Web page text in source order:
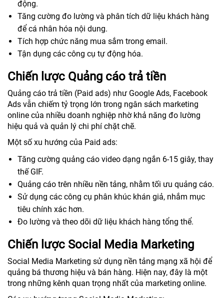
động.
Tăng cường đo lường và phân tích dữ liệu khách hàng
để cá nhân hóa nội dung.
Tích hợp chức năng mua sắm trong email.
Tận dụng các công cụ tự động hóa.
Chiến lược Quảng cáo trả tiền
Quảng cáo trả tiền (Paid ads) như Google Ads, Facebook
Ads vẫn chiếm tỷ trọng lớn trong ngân sách marketing
online của nhiều doanh nghiệp nhờ khả năng đo lường
hiệu quả và quản lý chi phí chặt chẽ.
Một số xu hướng của Paid ads:
Tăng cường quảng cáo video dạng ngắn 6-15 giây, thay
thế GIF.
Quảng cáo trên nhiều nền tảng, nhằm tối ưu quảng cáo.
Sử dụng các công cụ phân khúc khán giả, nhắm mục
tiêu chính xác hơn.
Đo lường và theo dõi dữ liệu khách hàng tổng thể.
Chiến lược Social Media Marketing
Social Media Marketing sử dụng nền tảng mạng xã hội để
quảng bá thương hiệu và bán hàng. Hiện nay, đây là một
trong những kênh quan trọng nhất của marketing online.